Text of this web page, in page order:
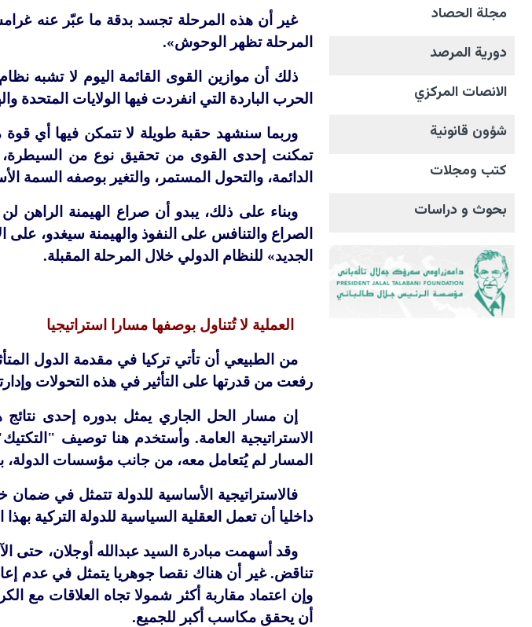
مجلة الحصاد
دورية المرصد
الانصات المرکزي
شؤون قانونية
كتب ومجلات
بحوث و دراسات
غير أن هذه المرحلة تجسد بدقة ما عبّر عنه
المرحلة تظهر الوحوش».
ذلك أن موازين القوى القائمة اليوم لا تشبه
الحرب الباردة التي انفردت فيها الولايات المتحدة
وربما سنشهد حقبة طويلة لا تتمكن فيها أي
تمكنت إحدى القوى من تحقيق نوع من السيطرة،
الدائمة، والتحول المستمر، والتغير بوصفه السمة
وبناء على ذلك، يبدو أن صراع الهيمنة الراهن
الصراع والتنافس على النفوذ والهيمنة سيغدو،
الجديد» للنظام الدولي خلال المرحلة المقبلة.
العملية لا تُتناول بوصفها مسارا استراتيجيا
من الطبيعي أن تأتي تركيا في مقدمة الدول
رفعت من قدرتها على التأثير في هذه التحولات
إن مسار الحل الجاري يمثل بدوره إحدى
الاستراتيجية العامة. وأستخدم هنا توصيف
المسار لم يُتعامل معه، من جانب مؤسسات الدولة،
فالاستراتيجية الأساسية للدولة تتمثل في ضمان
داخليا أن تعمل العقلية السياسية للدولة التركية
وقد أسهمت مبادرة السيد عبدالله أوجلان، حتى
تناقض. غير أن هناك نقصا جوهريا يتمثل في عدم
وإن اعتماد مقاربة أكثر شمولا تجاه العلاقات مع
أن يحقق مكاسب أكبر للجميع.